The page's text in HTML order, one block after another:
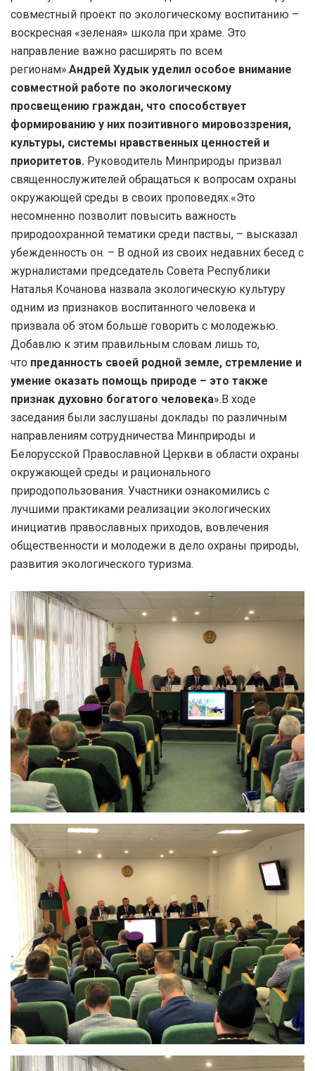
совместный проект по экологическому воспитанию –
воскресная «зеленая» школа при храме. Это
направление важно расширять по всем
регионам».Андрей Худык уделил особое внимание
совместной работе по экологическому
просвещению граждан, что способствует
формированию у них позитивного мировоззрения,
культуры, системы нравственных ценностей и
приоритетов. Руководитель Минприроды призвал
священнослужителей обращаться к вопросам охраны
окружающей среды в своих проповедях.«Это
несомненно позволит повысить важность
природоохранной тематики среди паствы, – высказал
убежденность он. – В одной из своих недавних бесед с
журналистами председатель Совета Республики
Наталья Кочанова назвала экологическую культуру
одним из признаков воспитанного человека и
призвала об этом больше говорить с молодежью.
Добавлю к этим правильным словам лишь то,
что преданность своей родной земле, стремление и
умение оказать помощь природе – это также
признак духовно богатого человека».В ходе
заседания были заслушаны доклады по различным
направлениям сотрудничества Минприроды и
Белорусской Православной Церкви в области охраны
окружающей среды и рационального
природопользования. Участники ознакомились с
лучшими практиками реализации экологических
инициатив православных приходов, вовлечения
общественности и молодежи в дело охраны природы,
развития экологического туризма.